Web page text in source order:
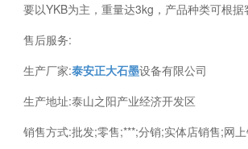
要以YKB为主，重量达3kg，产品种类可根据
售后服务:
生产厂家:泰安正大石墨设备有限公司
生产地址:泰山之阳产业经济开发区
销售方式:批发;零售;***;分销;实体店销售;网上